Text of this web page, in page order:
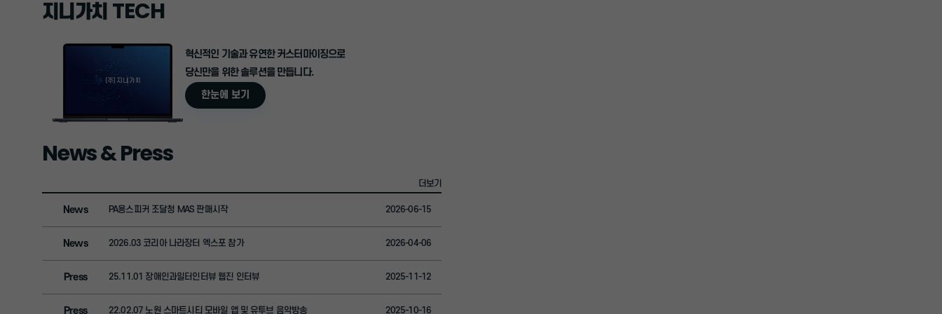
지니가치 TECH
혁신적인 기술과 유연한 커스터마이징으로
당신만을 위한 솔루션을 만듭니다.
한눈에 보기
News & Press
더보기
News PA용스피커 조달청 MAS 판매시작 2026-06-15
News 2026.03 코리아 나라장터 엑스포 참가 2026-04-06
Press 25.11.01 장애인과일터인터뷰 웹진 인터뷰 2025-11-12
Press 22.02.07 노원 스마트시티 모바일 앱 및 유투브 음악방송 2025-10-16